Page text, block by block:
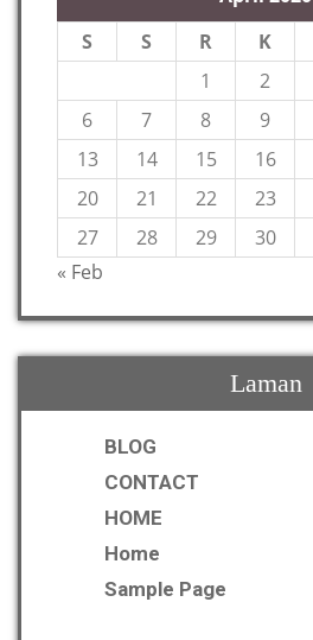
S
S R K
1
2
6
7 8 9
13
14 15 16
20
21 22 23
27
28 29
30
« Feb
Laman
BLOG
CONTACT
HOME
Home
Sample Page